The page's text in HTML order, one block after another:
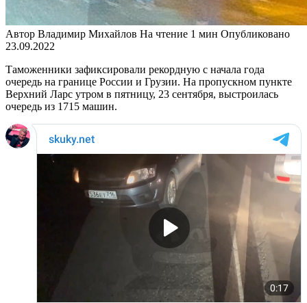
Автор Владимир Михайлов На чтение 1 мин Опубликовано
23.09.2022
Таможенники зафиксировали рекордную с начала года
очередь на границе России и Грузии. На пропускном пункте
Верхний Ларс утром в пятницу, 23 сентября, выстроилась
очередь из 1715 машин.